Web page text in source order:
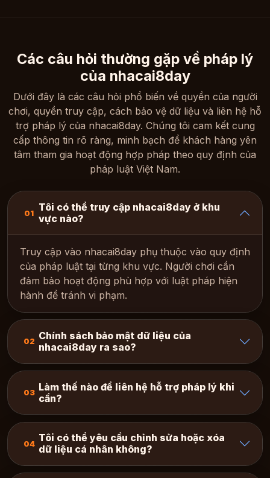
Các câu hỏi thường gặp về pháp lý
của nhacai8day
Dưới đây là các câu hỏi phổ biến về quyền của người
chơi, quyền truy cập, cách bảo vệ dữ liệu và liên hệ hỗ
trợ pháp lý của nhacai8day. Chúng tôi cam kết cung
cấp thông tin rõ ràng, minh bạch để khách hàng yên
tâm tham gia hoạt động hợp pháp theo quy định của
pháp luật Việt Nam.
01 Tôi có thể truy cập nhacai8day ở khu
vực nào?
Truy cập vào nhacai8day phụ thuộc vào quy định
của pháp luật tại từng khu vực. Người chơi cần
đảm bảo hoạt động phù hợp với luật pháp hiện
hành để tránh vi phạm.
02 Chính sách bảo mật dữ liệu của
nhacai8day ra sao?
03 Làm thế nào để liên hệ hỗ trợ pháp lý khi
cần?
04 Tôi có thể yêu cầu chỉnh sửa hoặc xóa
dữ liệu cá nhân không?